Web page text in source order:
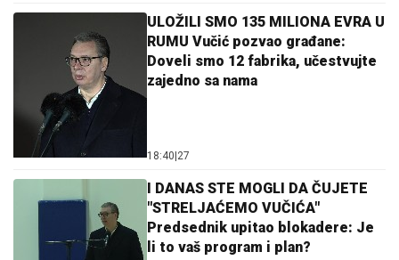
ULOŽILI SMO 135 MILIONA EVRA U
RUMU Vučić pozvao građane:
Doveli smo 12 fabrika, učestvujte
zajedno sa nama
18:40 27
I DANAS STE MOGLI DA ČUJETE
"STRELJAĆEMO VUČIĆA"
Predsednik upitao blokadere: Je
li to vaš program i plan?